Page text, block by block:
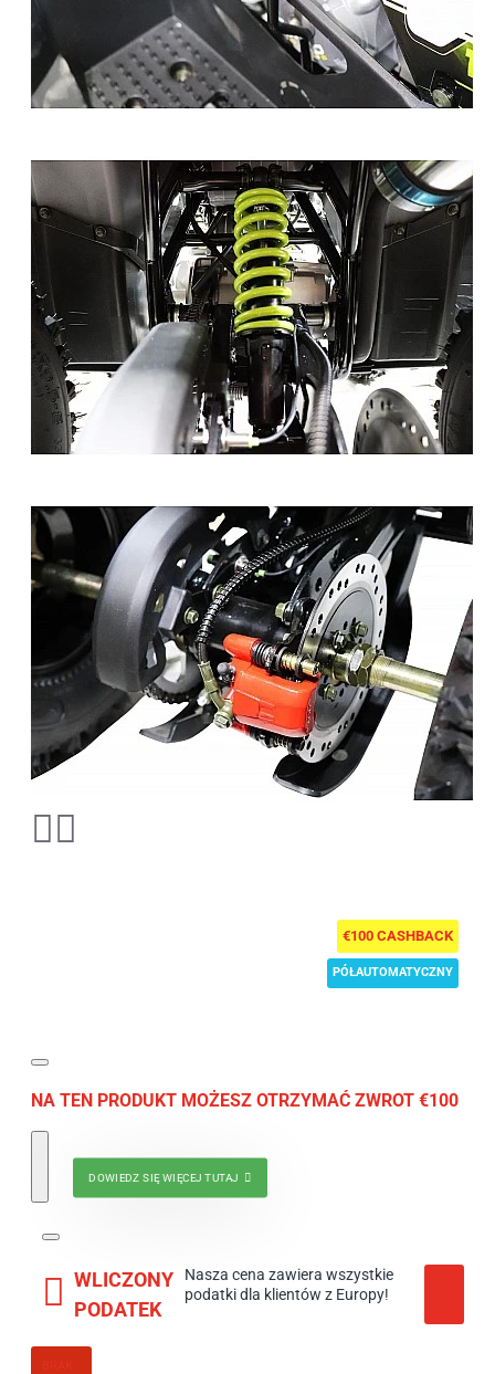
€100 CASHBACK
PÓŁAUTOMATYCZNY
NA TEN PRODUKT MOŻESZ OTRZYMAĆ ZWROT €100
DOWIEDZ SIĘ WIĘCEJ TUTAJ
WLICZONY
PODATEK
Nasza cena zawiera wszystkie
podatki dla klientów z Europy!